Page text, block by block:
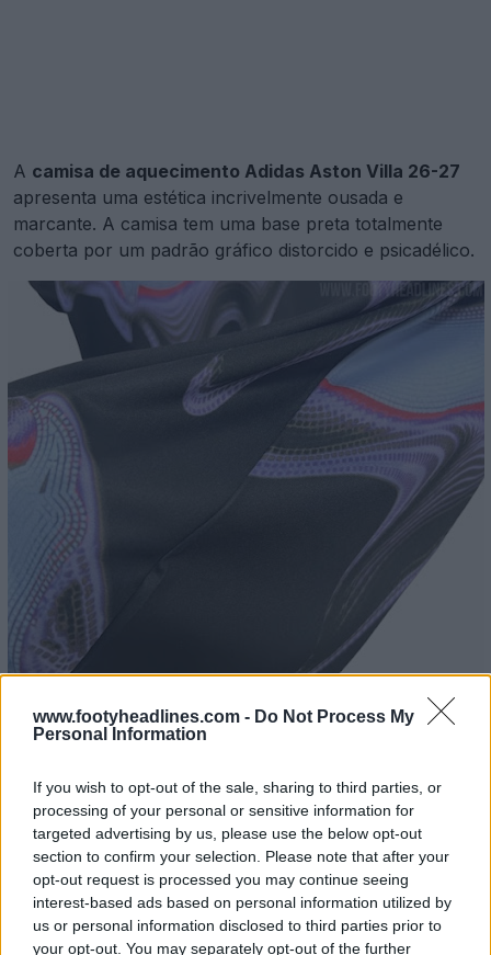
www.footyheadlines.com - Do Not Process My
Personal Information
If you wish to opt-out of the sale, sharing to third parties, or
processing of your personal or sensitive information for
targeted advertising by us, please use the below opt-out
section to confirm your selection. Please note that after your
opt-out request is processed you may continue seeing
interest-based ads based on personal information utilized by
us or personal information disclosed to third parties prior to
your opt-out. You may separately opt-out of the further
A camisa de aquecimento Adidas Aston Villa 26-27
apresenta uma estética incrivelmente ousada e
marcante. A camisa tem uma base preta totalmente
coberta por um padrão gráfico distorcido e psicadélico.